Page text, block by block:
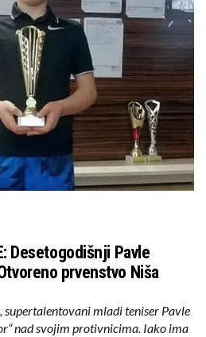
Desetogodišnji Pavle
prvenstvo Niša
supertalentovani mladi teniser Pavle
nad svojim protivnicima. Iako ima